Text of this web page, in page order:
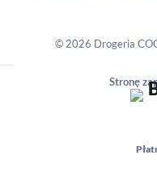
© 2026 Drogeria
Stronę